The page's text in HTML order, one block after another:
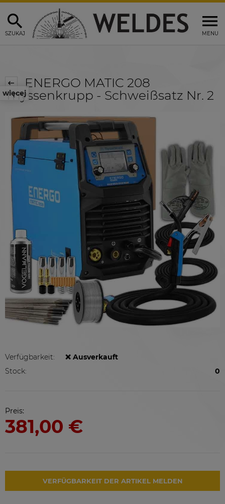
MENU
SZUKAJ
więcej
ENERGO MATIC 208
Thyssenkrupp - Schweißsatz Nr. 2
Verfügbarkeit:
❌ Ausverkauft
Stock:
0
Preis:
381,00 €
VERFÜGBARKEIT DER ARTIKEL MELDEN